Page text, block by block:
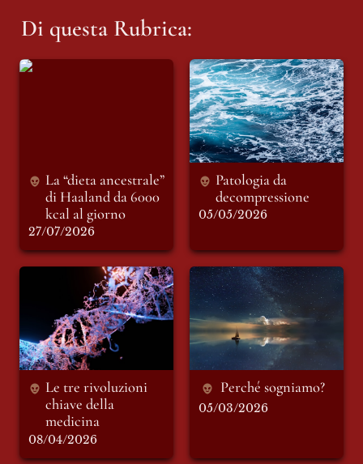
Di questa Rubrica:
La “dieta ancestrale”
La “dieta ancestrale”
di Haaland da 6000
kcal al giorno
27/07/2026
Patologia da
decompressione
Patologia da
decompressione
05/05/2026
Le tre rivoluzioni
chiave della
medicina
Le tre rivoluzioni
chiave della
medicina
08/04/2026
Perché sogniamo?
Perché sogniamo?
05/03/2026